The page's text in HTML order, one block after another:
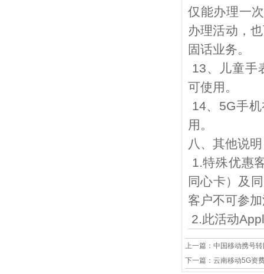
仅能办理一
办理活动，
固话业务。
13、儿童手
可使用。
14、 5G手
用。
八、其他说明
1.特殊优惠
同心卡）及
客户不可参
2.此活动
上一篇： 中国移动携号
下一篇： 云南移动5G资